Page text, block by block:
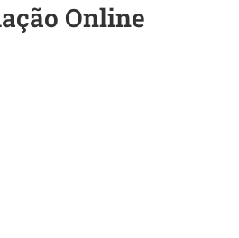
Online